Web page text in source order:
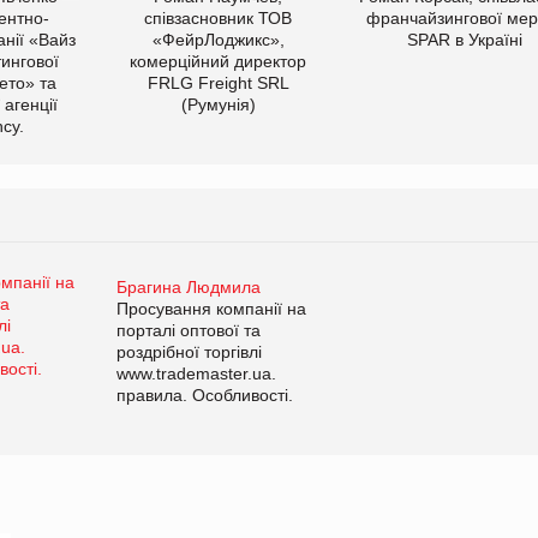
«Вайз
та
співзасновник ТОВ
«ФейрЛоджикс»,
комерційний директор
FRLG Freight SRL
(Румунія)
франчайзингової
SPAR в Україні
Брагина Людмила
Просування компанії на
порталі оптової та
роздрібної торгівлі
www.trademaster.ua.
правила. Особливості.